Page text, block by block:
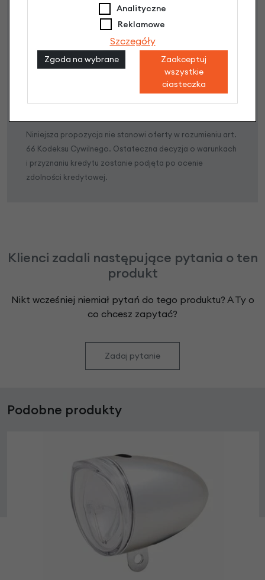
3 miesiące nie płacisz
Raty do 60 miesięcy
Poznaj szczegóły
Niniejsza propozycja nie stanowi oferty w rozumieniu art.
66 Kodeksu Cywilnego. Ostateczna decyzja o warunkach
i przyznaniu kredytu zostanie podjęta po ocenie
zdolności kredytowej.
Klienci zadali następujące pytania o ten
produkt
Nikt wcześniej niemiał pytań do tego produktu? A Ty o
co chcesz zapytać?
Zadaj pytanie
Podobne produkty
Analityczne
Reklamowe
Szczegóły
Zgoda na wybrane
Zaakceptuj
wszystkie
ciasteczka